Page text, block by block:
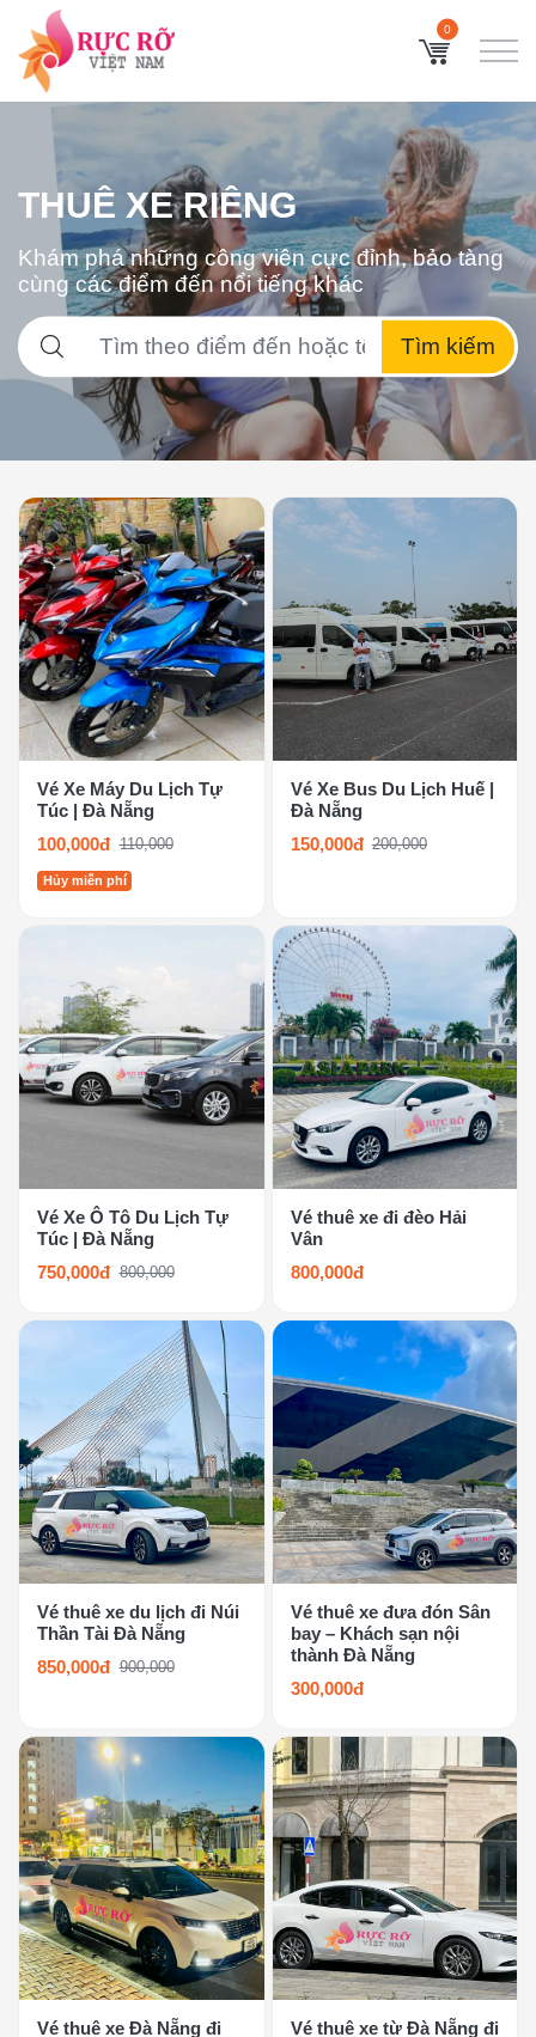
0
THUÊ XE RIÊNG
Khám phá những công viên cực đỉnh, bảo tàng
cùng các điểm đến nổi tiếng khác
Tìm kiếm
Vé Xe Máy Du Lịch Tự
Túc | Đà Nẵng
100,000đ 110,000
Hủy miễn phí
Vé Xe Bus Du Lịch Huế |
Đà Nẵng
150,000đ 200,000
Vé Xe Ô Tô Du Lịch Tự
Túc | Đà Nẵng
750,000đ 800,000
Vé thuê xe đi đèo Hải
Vân
800,000đ
Vé thuê xe du lịch đi Núi
Thần Tài Đà Nẵng
850,000đ 900,000
Vé thuê xe đưa đón Sân
bay – Khách sạn nội
thành Đà Nẵng
300,000đ
Vé thuê xe Đà Nẵng đi
Vé thuê xe từ Đà Nẵng đi